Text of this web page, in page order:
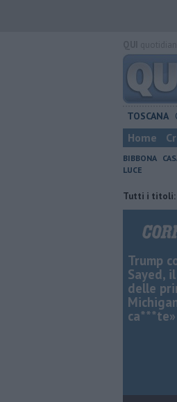
TOSCANA
Home
BIBBONA
LUCE
Tutti i titoli:
Estemporanea di
Trump
Sayed,
delle
ca***te»